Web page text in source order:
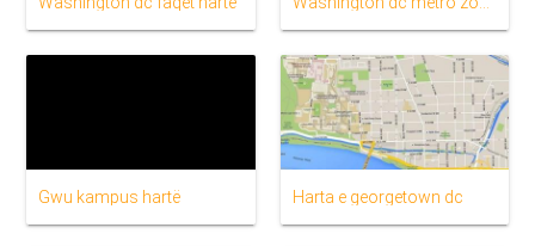
Gwu kampus hartë Harta e georgetown dc